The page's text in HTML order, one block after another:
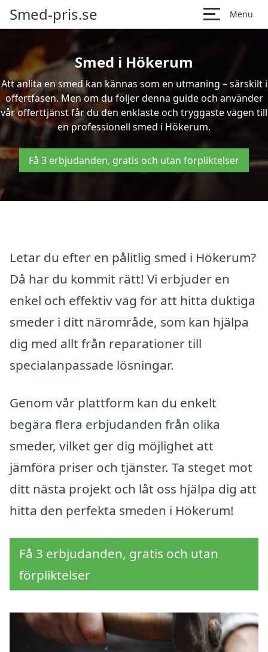
Smed-pris.se Menu
Smed i Hökerum
Att anlita en smed kan kännas som en utmaning – särskilt i
offertfasen. Men om du följer denna guide och använder
vår offerttjänst får du den enklaste och tryggaste vägen till
en professionell smed i Hökerum.
Få 3 erbjudanden, gratis och utan förpliktelser
Letar du efter en pålitlig smed i Hökerum?
Då har du kommit rätt! Vi erbjuder en
enkel och effektiv väg för att hitta duktiga
smeder i ditt närområde, som kan hjälpa
dig med allt från reparationer till
specialanpassade lösningar.
Genom vår plattform kan du enkelt
begära flera erbjudanden från olika
smeder, vilket ger dig möjlighet att
jämföra priser och tjänster. Ta steget mot
ditt nästa projekt och låt oss hjälpa dig att
hitta den perfekta smeden i Hökerum!
Få 3 erbjudanden, gratis och utan
förpliktelser